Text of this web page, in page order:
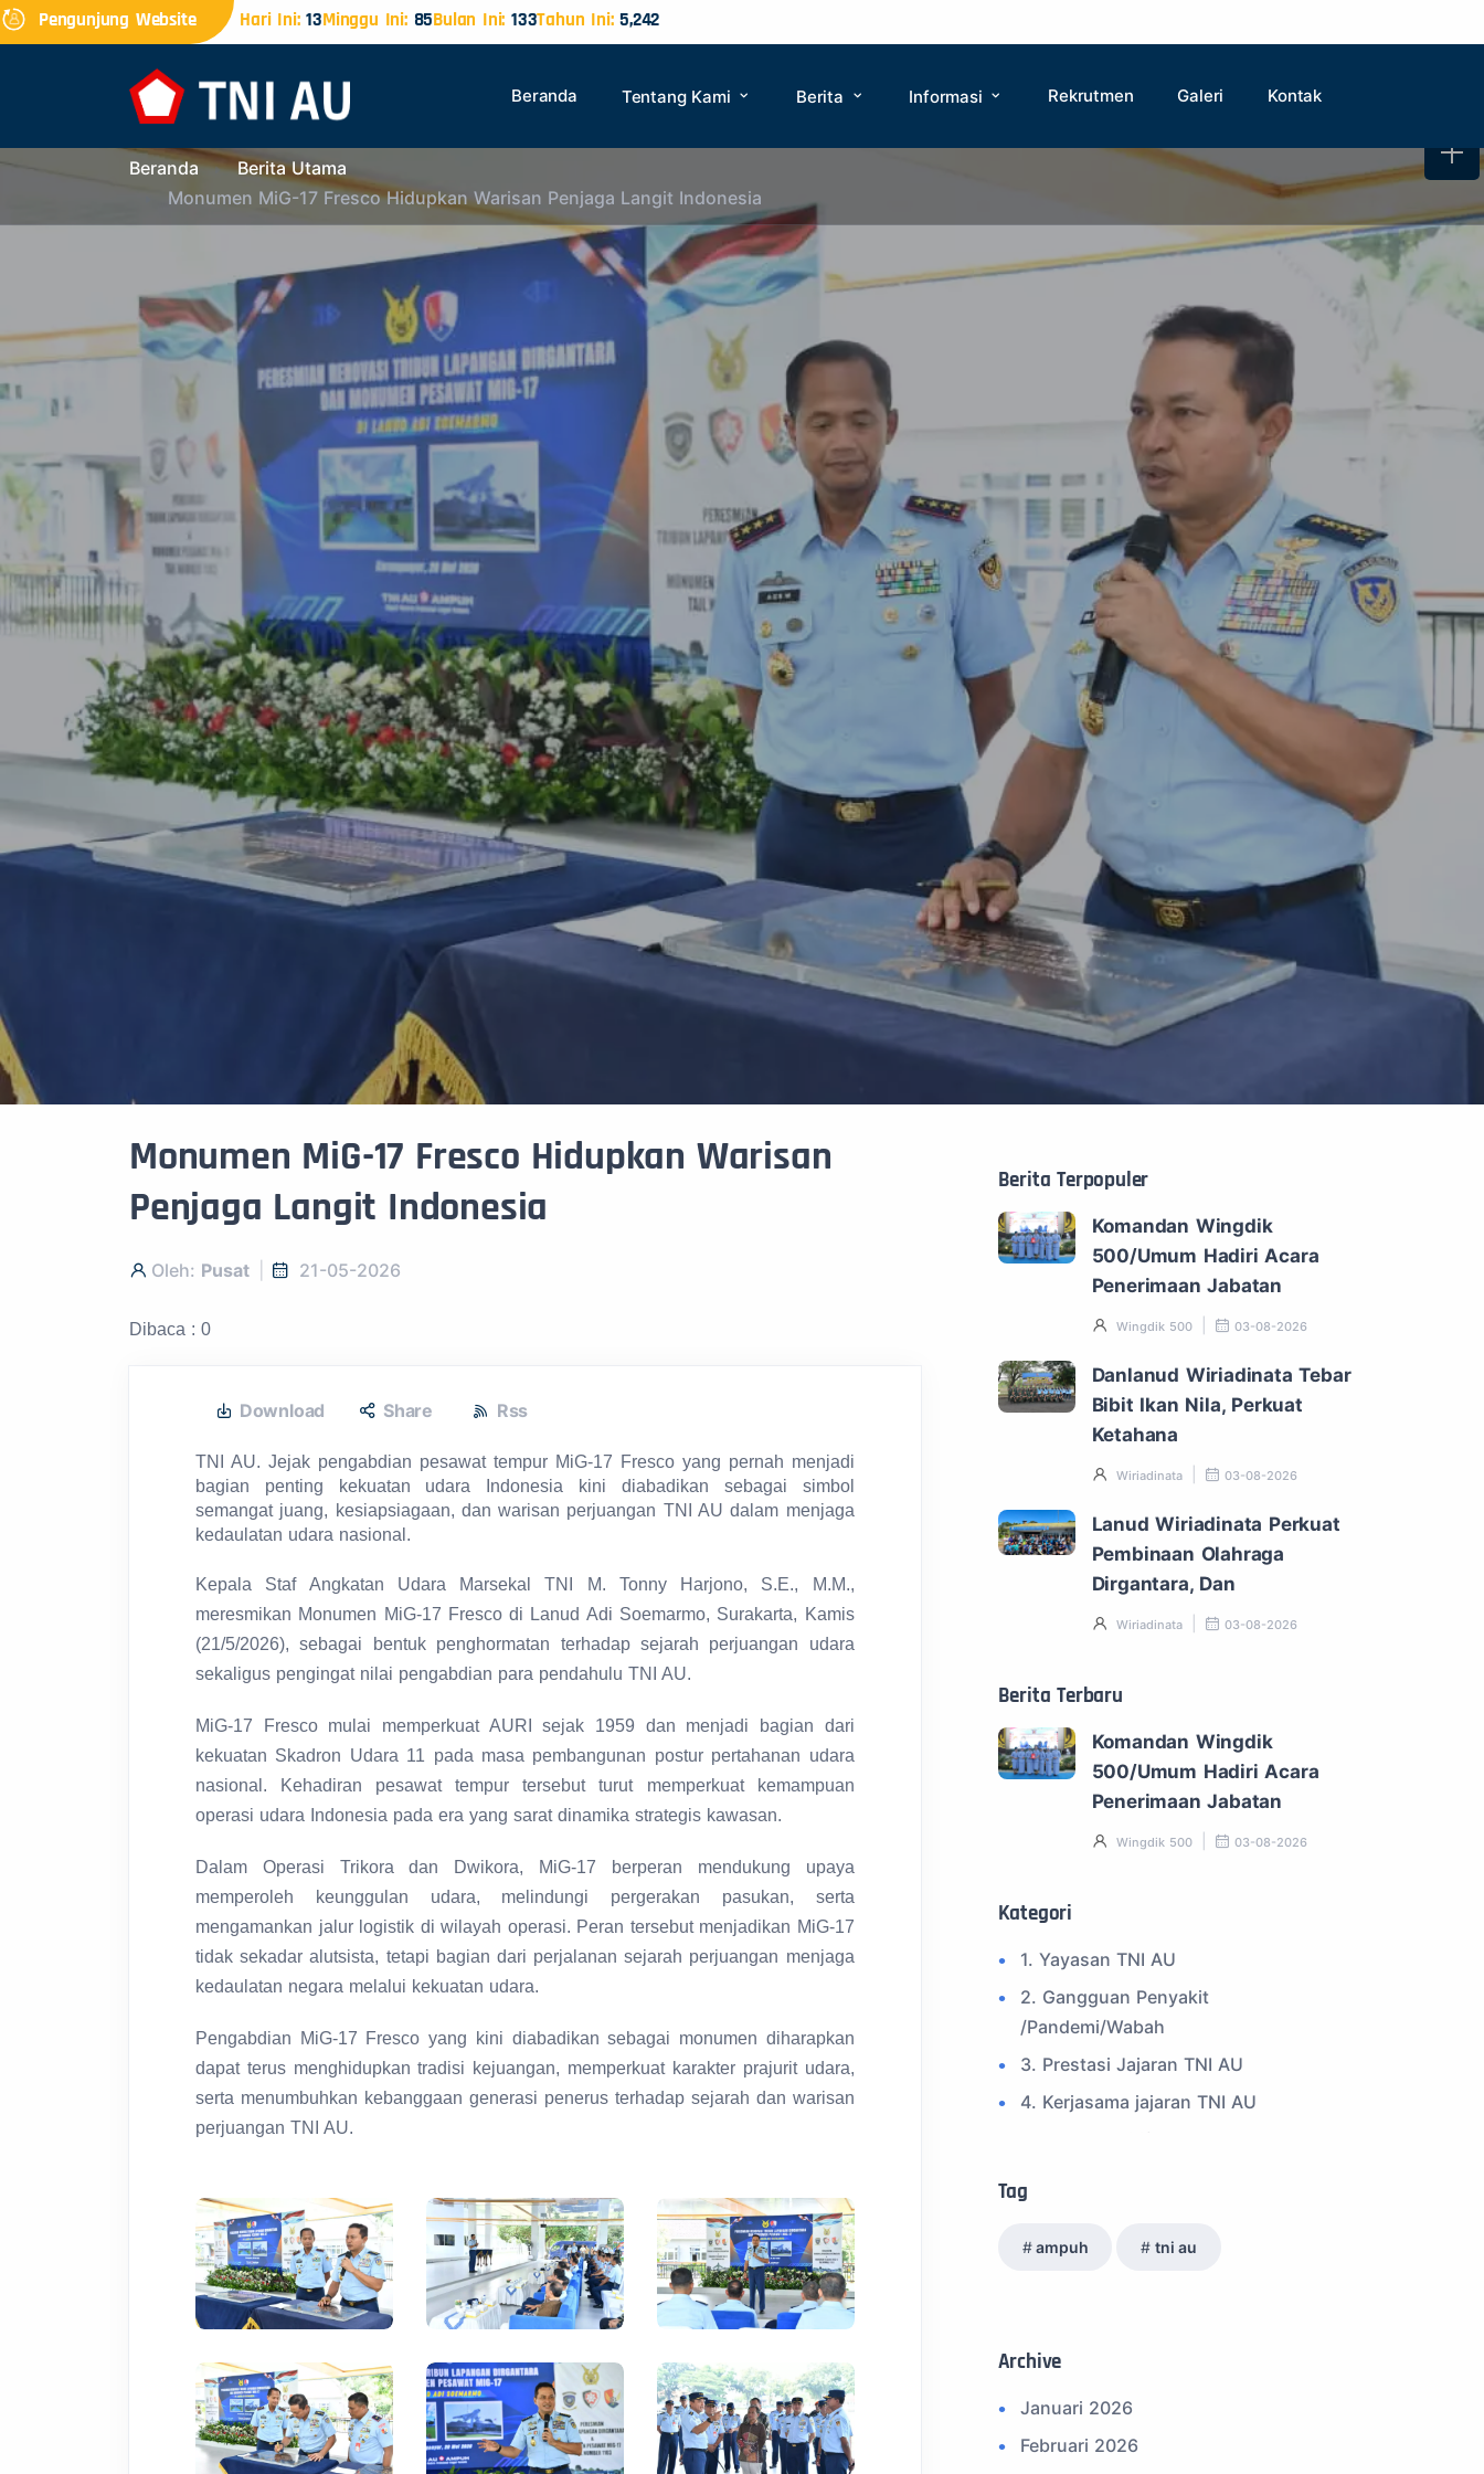
Pengunjung Website Hari Ini:13Minggu Ini:85Bulan Ini: 133Tahun Ini:5,242
Beranda Tentang Kami Berita Informasi Rekrutmen Galeri Kontak
Beranda
Berita Utama
Monumen MiG-17 Fresco Hidupkan Warisan Penjaga Langit Indonesia
Monumen MiG-17 Fresco Hidupkan Warisan
Penjaga Langit Indonesia
Oleh: Pusat 21-05-2026
Dibaca : 0
Download Share Rss
TNI AU. Jejak pengabdian pesawat tempur MiG-17 Fresco yang pernah menjadi
bagian penting kekuatan udara Indonesia kini diabadikan sebagai simbol
semangat juang, kesiapsiagaan, dan warisan perjuangan TNI AU dalam menjaga
kedaulatan udara nasional.
Kepala Staf Angkatan Udara Marsekal TNI M. Tonny Harjono, S.E., M.M.,
meresmikan Monumen MiG-17 Fresco di Lanud Adi Soemarmo, Surakarta, Kamis
(21/5/2026), sebagai bentuk penghormatan terhadap sejarah perjuangan udara
sekaligus pengingat nilai pengabdian para pendahulu TNI AU.
MiG-17 Fresco mulai memperkuat AURI sejak 1959 dan menjadi bagian dari
kekuatan Skadron Udara 11 pada masa pembangunan postur pertahanan udara
nasional. Kehadiran pesawat tempur tersebut turut memperkuat kemampuan
operasi udara Indonesia pada era yang sarat dinamika strategis kawasan.
Dalam Operasi Trikora dan Dwikora, MiG-17 berperan mendukung upaya
memperoleh keunggulan udara, melindungi pergerakan pasukan, serta
mengamankan jalur logistik di wilayah operasi. Peran tersebut menjadikan MiG-17
tidak sekadar alutsista, tetapi bagian dari perjalanan sejarah perjuangan menjaga
kedaulatan negara melalui kekuatan udara.
Pengabdian MiG-17 Fresco yang kini diabadikan sebagai monumen diharapkan
dapat terus menghidupkan tradisi kejuangan, memperkuat karakter prajurit udara,
serta menumbuhkan kebanggaan generasi penerus terhadap sejarah dan warisan
perjuangan TNI AU.
Berita Terpopuler
Komandan Wingdik
500/Umum Hadiri Acara
Penerimaan Jabatan
Wingdik 500 03-08-2026
Danlanud Wiriadinata Tebar
Bibit Ikan Nila, Perkuat
Ketahana
Wiriadinata 03-08-2026
Lanud Wiriadinata Perkuat
Pembinaan Olahraga
Dirgantara, Dan
Wiriadinata 03-08-2026
Berita Terbaru
Komandan Wingdik
500/Umum Hadiri Acara
Penerimaan Jabatan
Wingdik 500 03-08-2026
Kategori
1. Yayasan TNI AU
2. Gangguan Penyakit
/Pandemi/Wabah
3. Prestasi Jajaran TNI AU
4. Kerjasama jajaran TNI AU
8. SPAM Sosial Media
11. Info Operasi dan Latihan
12. Federasi Aero Sport Indonesia
13. Satuan Karya Dirgantara - Pramuka
Tag
ampuh tni au
Archive
Januari 2026
Februari 2026